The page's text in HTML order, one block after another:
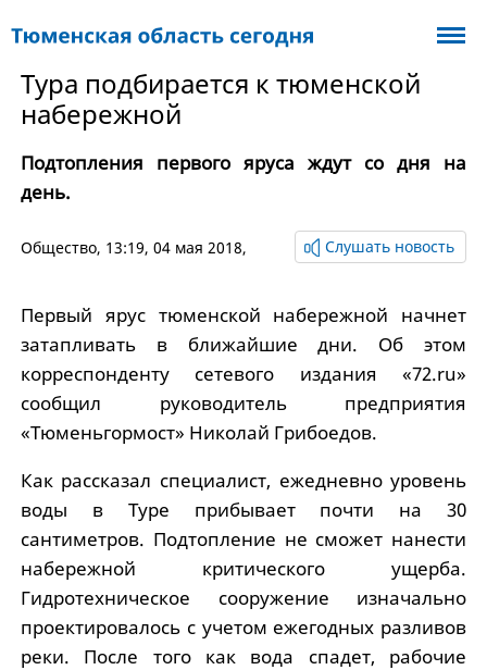
Тура подбирается к тюменской
набережной
Подтопления первого яруса ждут со дня на
день.
Общество, 13:19, 04 мая 2018, Слушать новость
Первый ярус тюменской набережной начнет
затапливать в ближайшие дни. Об этом
корреспонденту сетевого издания «72.ru»
сообщил руководитель предприятия
«Тюменьгормост» Николай Грибоедов.
Как рассказал специалист, ежедневно уровень
воды в Туре прибывает почти на 30
сантиметров. Подтопление не сможет нанести
набережной критического ущерба.
Гидротехническое сооружение изначально
проектировалось с учетом ежегодных разливов
реки. После того как вода спадет, рабочие